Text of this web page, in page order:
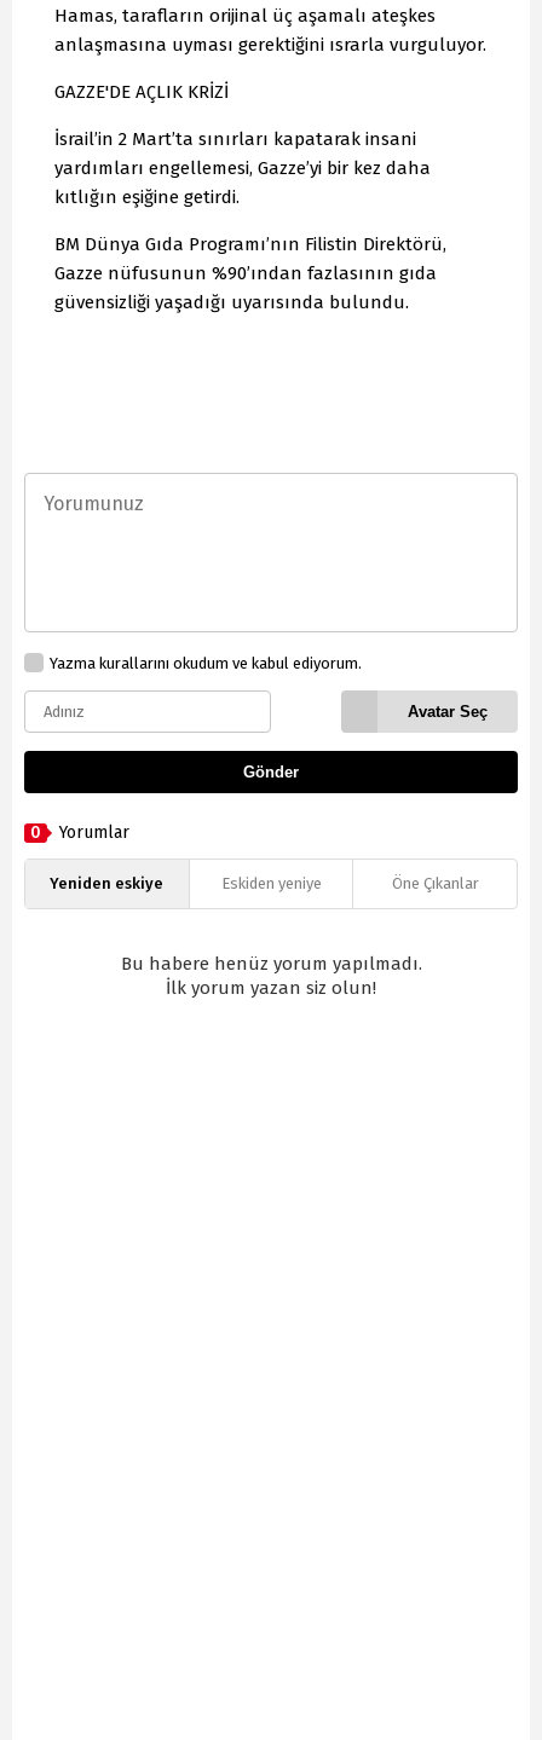
Hamas, tarafların orijinal üç aşamalı ateşkes
anlaşmasına uyması gerektiğini ısrarla vurguluyor.
GAZZE'DE AÇLIK KRİZİ
İsrail’in 2 Mart’ta sınırları kapatarak insani
yardımları engellemesi, Gazze’yi bir kez daha
kıtlığın eşiğine getirdi.
BM Dünya Gıda Programı’nın Filistin Direktörü,
Gazze nüfusunun %90’ından fazlasının gıda
güvensizliği yaşadığı uyarısında bulundu.
Yazma kurallarını okudum ve kabul ediyorum.
Avatar Seç
Gönder
0 Yorumlar
Yeniden eskiye Eskiden yeniye Öne Çıkanlar
Bu habere henüz yorum yapılmadı.
İlk yorum yazan siz olun!